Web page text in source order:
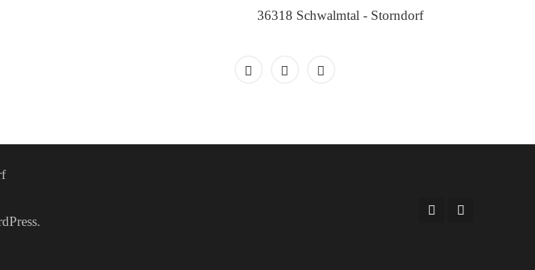
36318 Schwalmtal - Storndorf
.